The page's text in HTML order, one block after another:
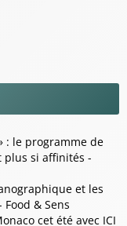
: le programme de
plus si affinités -
et les
& Sens
cet été avec ICI